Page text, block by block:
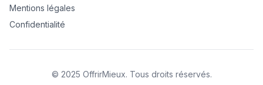
Mentions légales
Confidentialité
© 2025 OffrirMieux. Tous droits réservés.